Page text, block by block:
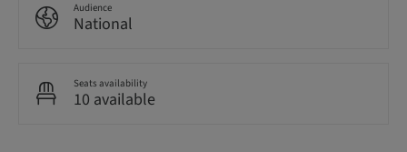
Audience
National
Seats availability
10 available